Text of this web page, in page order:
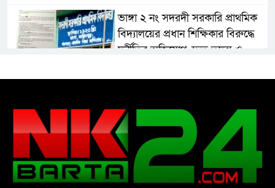
ভাঙ্গা ২ নং সদরদী সরকারি প্রাথমিক
বিদ্যালয়ের প্রধান শিক্ষিকার বিরুদ্ধে
দুর্নীতির অভিযোগ, দ্রুত তদন্ত ও
সেলিম
নোয়াখালীতে ইসলামী মহা-সমাবেশ
সফল করতে মতবিনিময় সভা